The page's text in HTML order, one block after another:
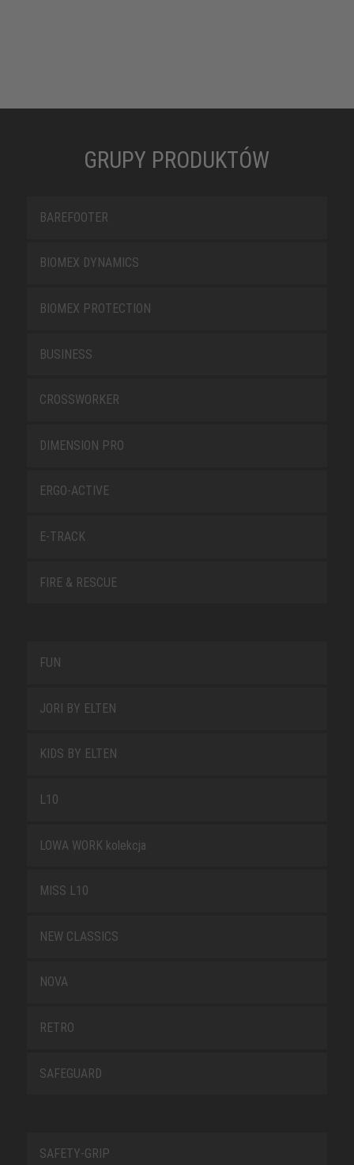
GRUPY PRODUKTÓW
BAREFOOTER
BIOMEX DYNAMICS
BIOMEX PROTECTION
BUSINESS
CROSSWORKER
DIMENSION PRO
ERGO-ACTIVE
E-TRACK
FIRE & RESCUE
FUN
JORI BY ELTEN
KIDS BY ELTEN
L10
LOWA WORK kolekcja
MISS L10
NEW CLASSICS
NOVA
RETRO
SAFEGUARD
SAFETY-GRIP